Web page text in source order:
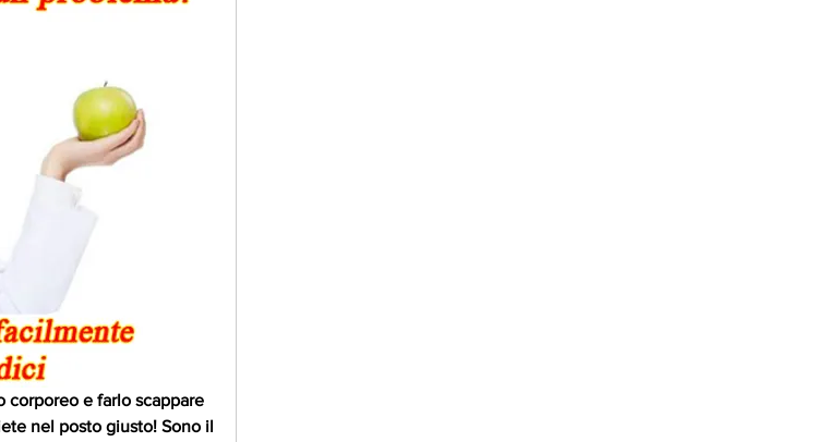
corporeo e farlo scappare
nel posto giusto! Sono il